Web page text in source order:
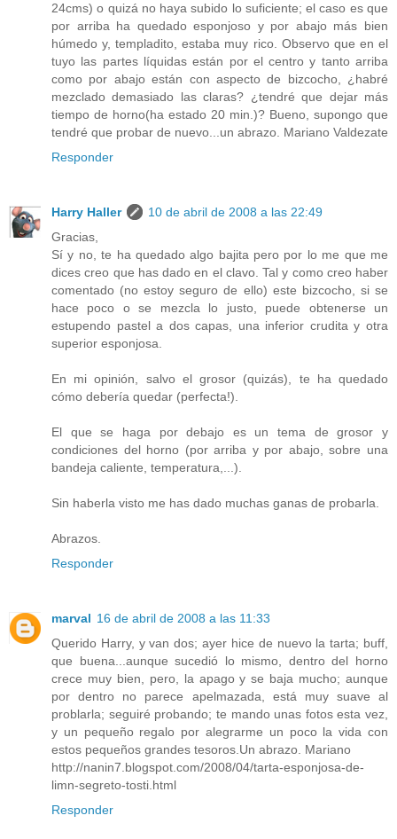
24cms) o quizá no haya subido lo suficiente; el caso es que
por arriba ha quedado esponjoso y por abajo más bien
húmedo y, templadito, estaba muy rico. Observo que en el
tuyo las partes líquidas están por el centro y tanto arriba
como por abajo están con aspecto de bizcocho, ¿habré
mezclado demasiado las claras? ¿tendré que dejar más
tiempo de horno(ha estado 20 min.)? Bueno, supongo que
tendré que probar de nuevo...un abrazo. Mariano Valdezate
Responder
Harry Haller
10 de abril de 2008 a las 22:49
Gracias,
Sí y no, te ha quedado algo bajita pero por lo me que me
dices creo que has dado en el clavo. Tal y como creo haber
comentado (no estoy seguro de ello) este bizcocho, si se
hace poco o se mezcla lo justo, puede obtenerse un
estupendo pastel a dos capas, una inferior crudita y otra
superior esponjosa.
En mi opinión, salvo el grosor (quizás), te ha quedado
cómo debería quedar (perfecta!).
El que se haga por debajo es un tema de grosor y
condiciones del horno (por arriba y por abajo, sobre una
bandeja caliente, temperatura,...).
Sin haberla visto me has dado muchas ganas de probarla.
Abrazos.
Responder
marval 16 de abril de 2008 a las 11:33
Querido Harry, y van dos; ayer hice de nuevo la tarta; buff,
que buena...aunque sucedió lo mismo, dentro del horno
crece muy bien, pero, la apago y se baja mucho; aunque
por dentro no parece apelmazada, está muy suave al
problarla; seguiré probando; te mando unas fotos esta vez,
y un pequeño regalo por alegrarme un poco la vida con
estos pequeños grandes tesoros.Un abrazo. Mariano
http://nanin7.blogspot.com/2008/04/tarta-esponjosa-de-
limn-segreto-tosti.html
Responder